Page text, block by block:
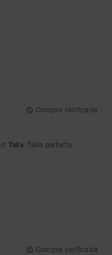
Compra verificada
/5 Talla: Talla perfecta
Compra verificada